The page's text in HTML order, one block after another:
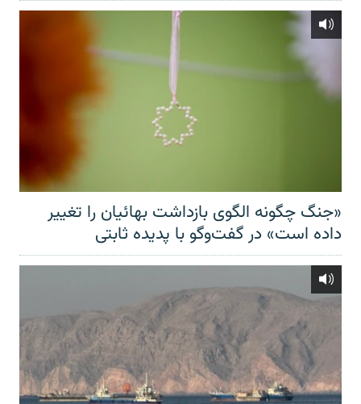
«جنگ چگونه الگوی بازداشت بهائیان را تغییر
داده است» در گفت‌وگو با پدیده ثابتی